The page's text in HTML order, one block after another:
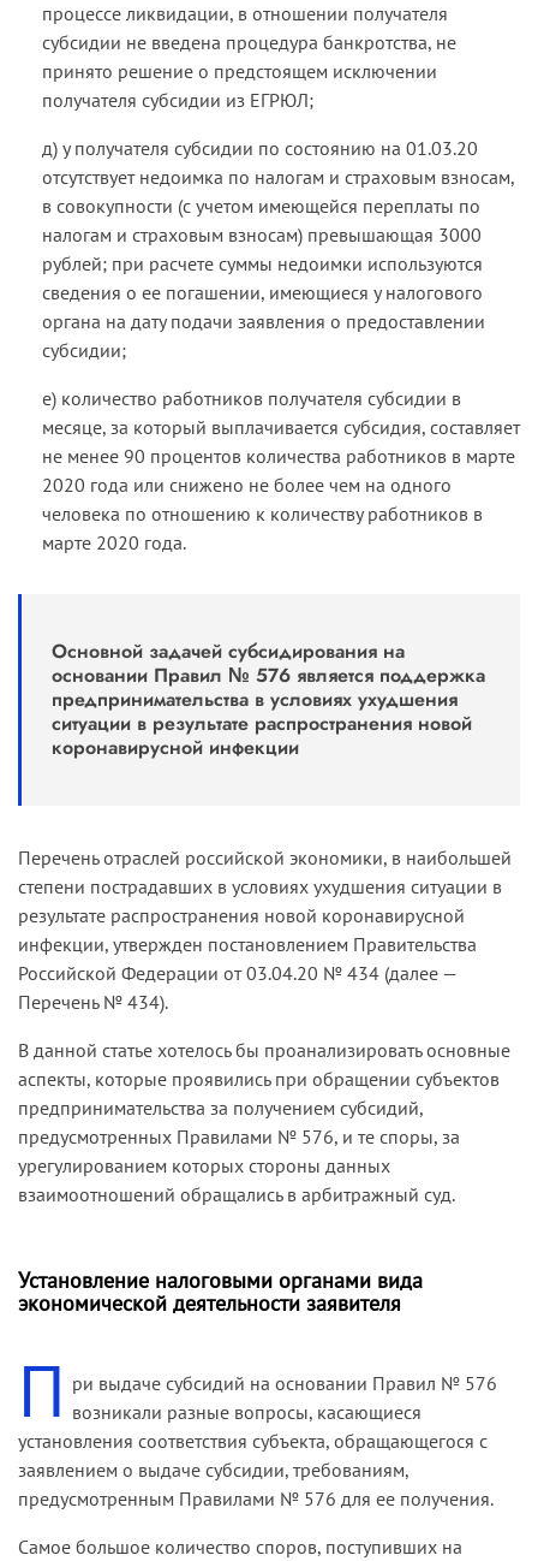
процессе ликвидации, в отношении получателя
субсидии не введена процедура банкротства, не
принято решение о предстоящем исключении
получателя субсидии из ЕГРЮЛ;
д) у получателя субсидии по состоянию на 01.03.20
отсутствует недоимка по налогам и страховым взносам,
в совокупности (с учетом имеющейся переплаты по
налогам и страховым взносам) превышающая 3000
рублей; при расчете суммы недоимки используются
сведения о ее погашении, имеющиеся у налогового
органа на дату подачи заявления о предоставлении
субсидии;
е) количество работников получателя субсидии в
месяце, за который выплачивается субсидия, составляет
не менее 90 процентов количества работников в марте
2020 года или снижено не более чем на одного
человека по отношению к количеству работников в
марте 2020 года.
Основной задачей субсидирования на
основании Правил № 576 является поддержка
предпринимательства в условиях ухудшения
ситуации в результате распространения новой
коронавирусной инфекции
Перечень отраслей российской экономики, в наибольшей
степени пострадавших в условиях ухудшения ситуации в
результате распространения новой коронавирусной
инфекции, утвержден постановлением Правительства
Российской Федерации от 03.04.20 № 434 (далее —
Перечень № 434).
В данной статье хотелось бы проанализировать основные
аспекты, которые проявились при обращении субъектов
предпринимательства за получением субсидий,
предусмотренных Правилами № 576, и те споры, за
урегулированием которых стороны данных
взаимоотношений обращались в арбитражный суд.
Установление налоговыми органами вида
экономической деятельности заявителя
П ри выдаче субсидий на основании Правил № 576
возникали разные вопросы, касающиеся
установления соответствия субъекта, обращающегося с
заявлением о выдаче субсидии, требованиям,
предусмотренным Правилами № 576 для ее получения.
Самое большое количество споров, поступивших на